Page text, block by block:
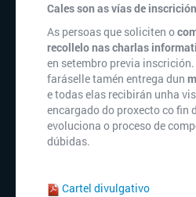
Cales son as vías de
As persoas que soliciten o
recollelonas charlas
en setembro previa
faráselle tamén entrega dun
e todas elas recibirán unha
encargado do proxecto co fin
evoluciona o proceso de
dúbidas.
Cartel divulgativo